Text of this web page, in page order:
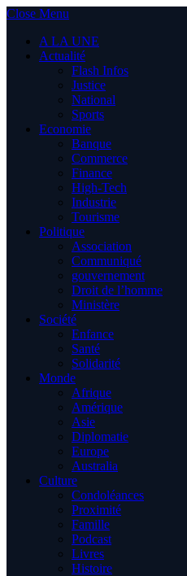
Close Menu
A LA UNE
Actualité
Flash Infos
Justice
National
Sports
Economie
Banque
Commerce
Finance
High-Tech
Industrie
Tourisme
Politique
Association
Communiqué
gouvernement
Droit de l’homme
Ministère
Société
Enfance
Santé
Solidarité
Monde
Afrique
Amérique
Asie
Diplomatie
Europe
Australia
Culture
Condoléances
Proximité
Famille
Podcast
Livres
Histoire